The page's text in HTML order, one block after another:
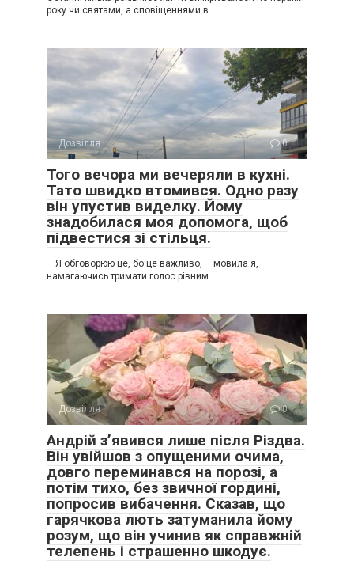
року чи святами, а сповіщеннями в
Дозвілля 0
Того вечора ми вечеряли в кухні.
Тато швидко втомився. Одно разу
він упустив виделку. Йому
знадобилася моя допомога, щоб
підвестися зі стільця.
– Я обговорюю це, бо це важливо, – мовила я,
намагаючись тримати голос рівним.
Дозвілля 0
Андрій з’явився лише після Різдва.
Він увійшов з опущеними очима,
довго переминався на порозі, а
потім тихо, без звичної гордині,
попросив вибачення. Сказав, що
гарячкова лють затуманила йому
розум, що він учинив як справжній
телепень і страшенно шкодує.